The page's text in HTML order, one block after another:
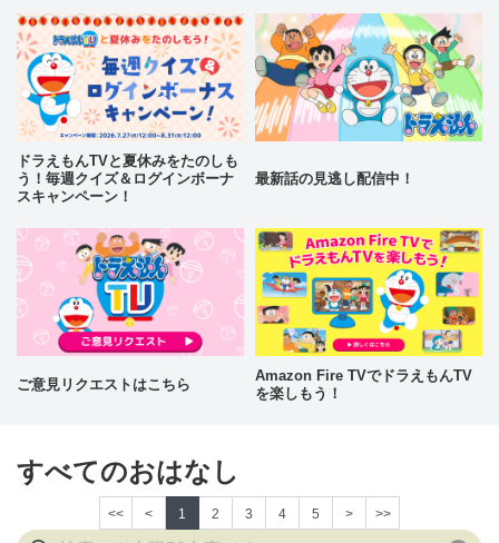
ドラえもんTVと夏休みをたのしも
う！毎週クイズ＆ログインボーナ
スキャンペーン！
最新話の見逃し配信中！
ご意見リクエストはこちら
Amazon Fire TVでドラえもんTV
を楽しもう！
すべてのおはなし
<< < 1 2 3 4 5 > >>